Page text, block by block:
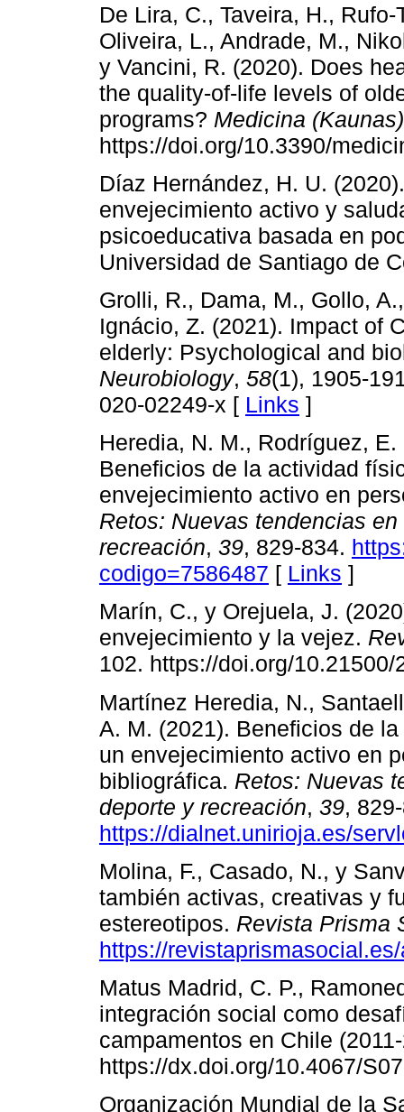
De Lira, C., Taveira, H.,
Oliveira, L., Andrade, M.,
y Vancini, R. (2020). Does
the quality-of-life levels of
programs? Medicina (Kaunas)
https://doi.org/10.3390/
Díaz Hernández, H. U.
envejecimiento activo y
psicoeducativa basada en
Universidad de Santiago de
Grolli, R., Dama, M., Gollo,
Ignácio, Z. (2021). Impact of
elderly: Psychological and
Neurobiology, 58(1), 1905-
020-02249-x [ Links ]
Heredia, N. M., Rodríguez,
Beneficios de la actividad
envejecimiento activo en
Retos: Nuevas tendencias
recreación, 39, 829-834.
codigo=7586487 [ Links ]
Marín, C., y Orejuela, J.
envejecimiento y la vejez.
102. https://doi.org/
Martínez Heredia, N.,
A. M. (2021). Beneficios de
un envejecimiento activo en
bibliográfica. Retos: Nuevas
deporte y recreación, 39,
https://dialnet.unirioja.es/
Molina, F., Casado, N., y
también activas, creativas y
estereotipos. Revista Prisma
https://
Matus Madrid, C. P.,
integración social como
campamentos en Chile
https://dx.doi.org/10.4067/
Organización Mundial de la